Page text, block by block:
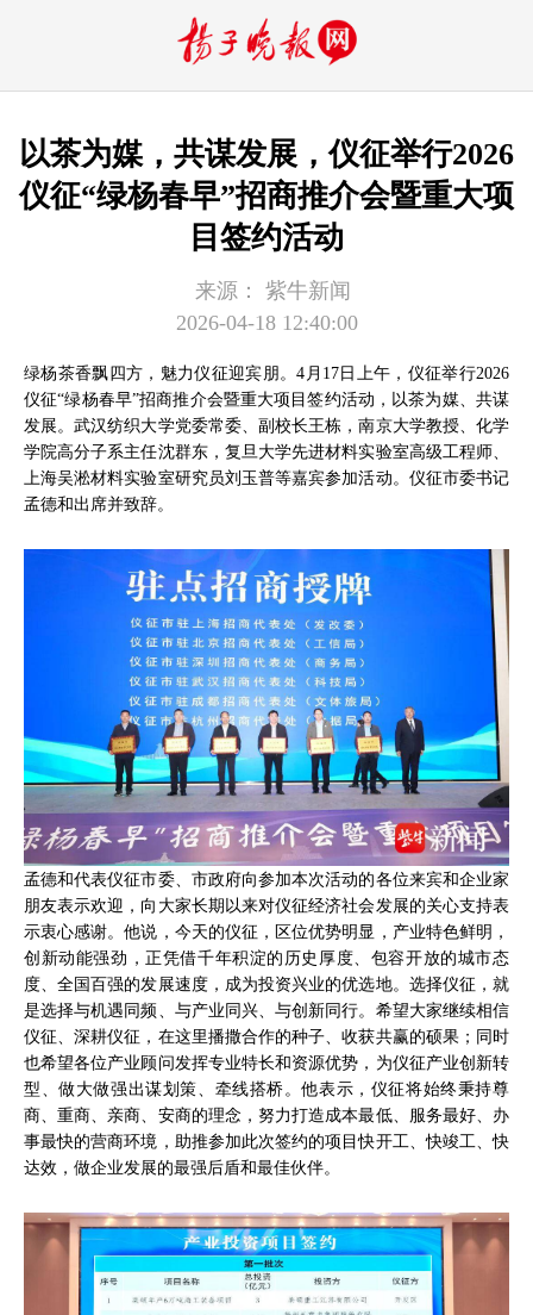
以茶为媒，共谋发展，仪征举行2026
仪征“绿杨春早”招商推介会暨重大项
目签约活动
来源：
紫牛新闻
2026-04-18 12:40:00
绿杨茶香飘四方，魅力仪征迎宾朋。4月17日上午，仪征举行2026
仪征“绿杨春早”招商推介会暨重大项目签约活动，以茶为媒、共谋
发展。武汉纺织大学党委常委、副校长王栋，南京大学教授、化学
学院高分子系主任沈群东，复旦大学先进材料实验室高级工程师、
上海吴淞材料实验室研究员刘玉普等嘉宾参加活动。仪征市委书记
孟德和出席并致辞。
孟德和代表仪征市委、市政府向参加本次活动的各位来宾和企业家
朋友表示欢迎，向大家长期以来对仪征经济社会发展的关心支持表
示衷心感谢。他说，今天的仪征，区位优势明显，产业特色鲜明，
创新动能强劲，正凭借千年积淀的历史厚度、包容开放的城市态
度、全国百强的发展速度，成为投资兴业的优选地。选择仪征，就
是选择与机遇同频、与产业同兴、与创新同行。希望大家继续相信
仪征、深耕仪征，在这里播撒合作的种子、收获共赢的硕果；同时
也希望各位产业顾问发挥专业特长和资源优势，为仪征产业创新转
型、做大做强出谋划策、牵线搭桥。他表示，仪征将始终秉持尊
商、重商、亲商、安商的理念，努力打造成本最低、服务最好、办
事最快的营商环境，助推参加此次签约的项目快开工、快竣工、快
达效，做企业发展的最强后盾和最佳伙伴。